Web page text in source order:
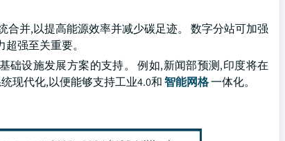
并,以提高能源效率并减少碳足迹。 数字分站可加强
强至关重要。
础设施发展方案的支持。 例如,新闻部预测,印度将在
现代化,以便能够支持工业4.0和智能网格一体化。